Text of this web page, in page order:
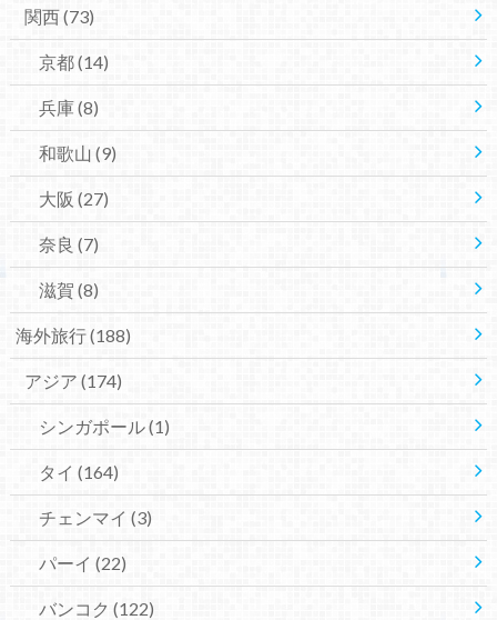
関西(73)
京都(14)
兵庫(8)
和歌山 (9)
大阪 (27)
奈良 (7)
滋賀 (8)
海外旅行(188)
アジア (174)
シンガポール(1)
タイ (164)
チェンマイ (3)
パーイ (22)
バンコク (122)